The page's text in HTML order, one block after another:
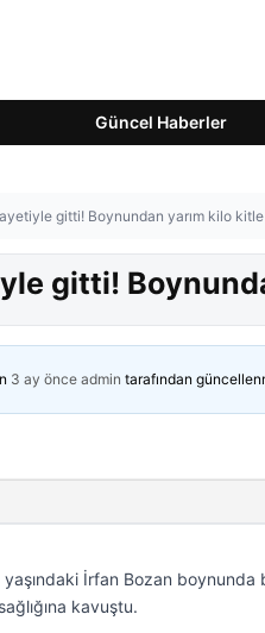
Güncel Haberler
gitti! Boynundan yarım kilo kitle
gitti!
3 ay önce admin tarafından
yaşındaki İrfan Bozan
kavuştu.